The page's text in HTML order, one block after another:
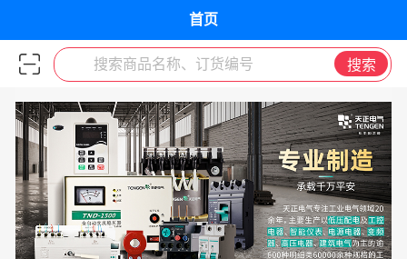
首页
搜索商品名称、订货编号 搜索